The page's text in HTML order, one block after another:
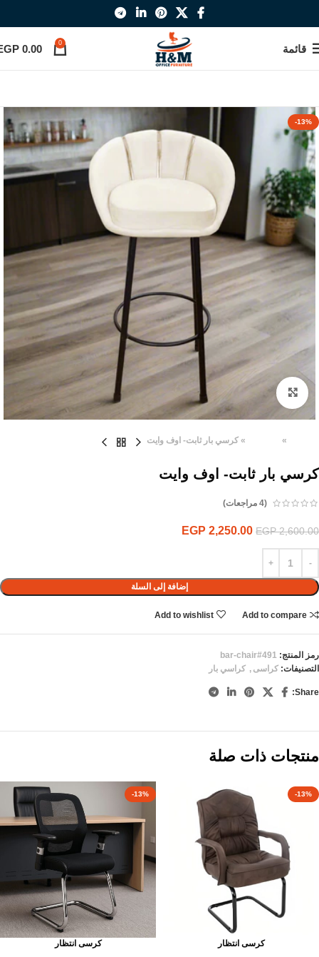
قائمة 0
0.00
-13%
Click to enlarge
»
» كرسي بار ثابت- اوف وايت
كرسي بار ثابت- اوف وايت
(
4 مراجعات)
EGP2,600.00
EGP 2,250.00
إضافة إلى السلة
Add to compare
Add to wishlist
رمز المنتج: bar-chair#491
التصنيفات: كراسى , كراسي بار
Share:
منتجات ذات صلة
-13%
كرسى انتظار
-13%
كرسى انتظار